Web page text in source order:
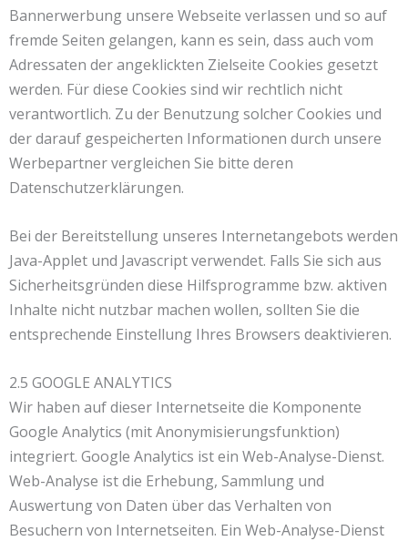
Bannerwerbung unsere Webseite verlassen und so auf
fremde Seiten gelangen, kann es sein, dass auch vom
Adressaten der angeklickten Zielseite Cookies gesetzt
werden. Für diese Cookies sind wir rechtlich nicht
verantwortlich. Zu der Benutzung solcher Cookies und
der darauf gespeicherten Informationen durch unsere
Werbepartner vergleichen Sie bitte deren
Datenschutzerklärungen.
Bei der Bereitstellung unseres Internetangebots werden
Java-Applet und Javascript verwendet. Falls Sie sich aus
Sicherheitsgründen diese Hilfsprogramme bzw. aktiven
Inhalte nicht nutzbar machen wollen, sollten Sie die
entsprechende Einstellung Ihres Browsers deaktivieren.
2.5 GOOGLE ANALYTICS
Wir haben auf dieser Internetseite die Komponente
Google Analytics (mit Anonymisierungsfunktion)
integriert. Google Analytics ist ein Web-Analyse-Dienst.
Web-Analyse ist die Erhebung, Sammlung und
Auswertung von Daten über das Verhalten von
Besuchern von Internetseiten. Ein Web-Analyse-Dienst